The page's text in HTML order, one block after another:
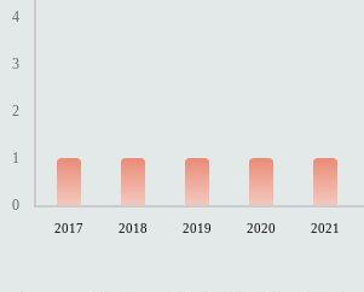
0
1
2
3
4
2017 2018 2019 2020 2021